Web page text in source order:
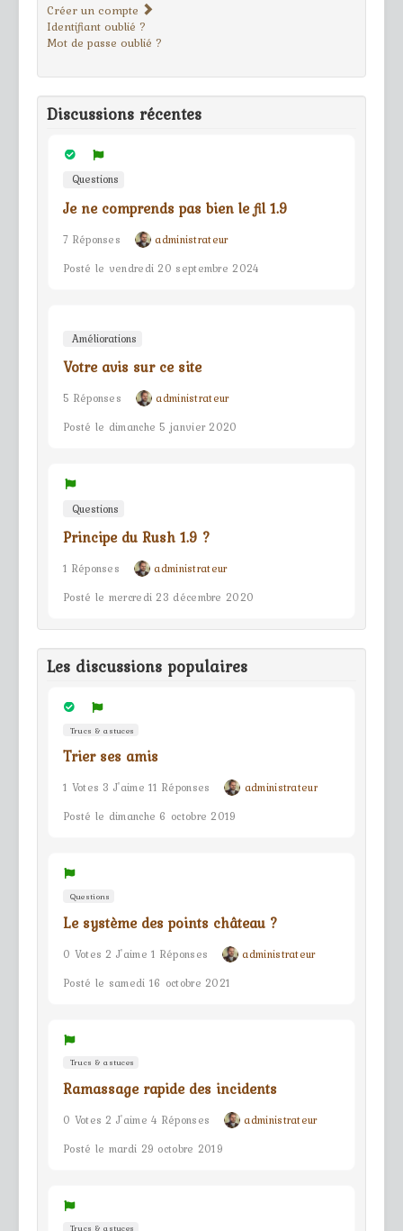
Créer un compte
Identifiant oublié ?
Mot de passe oublié ?
Discussions récentes
Questions
Je ne comprends pas bien le fil 1.9
7 Réponses
administrateur
Posté le vendredi 20 septembre 2024
Améliorations
Votre avis sur ce site
5 Réponses
administrateur
Posté le dimanche 5 janvier 2020
Questions
Principe du Rush 1.9 ?
1 Réponses
administrateur
Posté le mercredi 23 décembre 2020
Les discussions populaires
Trucs & astuces
Trier ses amis
1 Votes 3 J'aime 11 Réponses
administrateur
Posté le dimanche 6 octobre 2019
Questions
Le système des points château ?
0 Votes 2 J'aime 1 Réponses
administrateur
Posté le samedi 16 octobre 2021
Trucs & astuces
Ramassage rapide des incidents
0 Votes 2 J'aime 4 Réponses
administrateur
Posté le mardi 29 octobre 2019
Trucs & astuces